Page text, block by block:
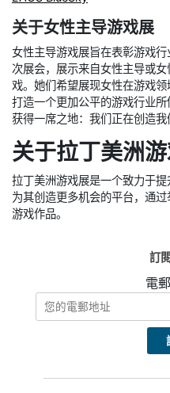
关于女性主导游戏展
女性主导游戏展旨在表彰游戏
次展会，展示来自女性主导或
戏。她们希望展现女性在游戏
打造一个更加公平的游戏行业
获得一席之地：我们正在创造我
关于拉丁美洲
拉丁美洲游戏展是一个致力于
为其创造更多机会的平台，通
游戏作品。
訂
電